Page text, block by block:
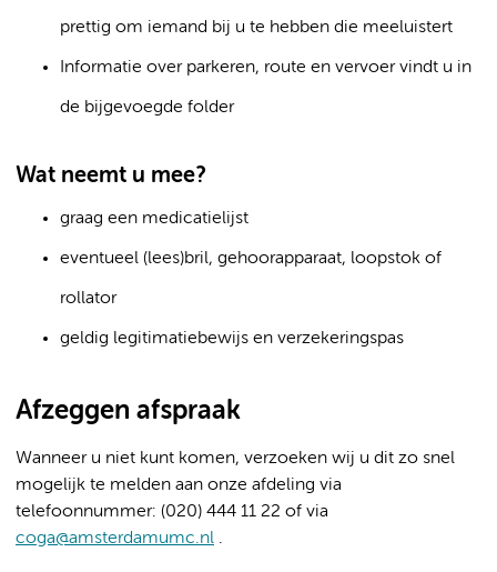
prettig om iemand bij u te hebben die meeluistert
Informatie over parkeren, route en vervoer vindt u in
de bijgevoegde folder
Wat neemt u mee?
graag een medicatielijst
eventueel (lees)bril, gehoorapparaat, loopstok of
rollator
geldig legitimatiebewijs en verzekeringspas
Afzeggen afspraak
Wanneer u niet kunt komen, verzoeken wij u dit zo snel
mogelijk te melden aan onze afdeling via
telefoonnummer: (020) 444 11 22 of via
coga@amsterdamumc.nl .